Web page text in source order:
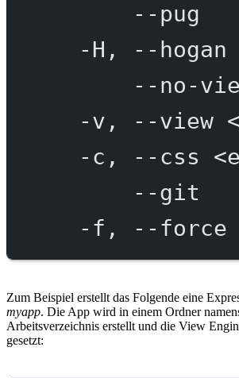
--pug
-H,
--hogan
--no-
-v,
--view
-c,
--css
--git
-f,
--force
Zum Beispiel erstellt das Folgende eine
myapp. Die App wird in einem Ordner
Arbeitsverzeichnis erstellt und die View
gesetzt: